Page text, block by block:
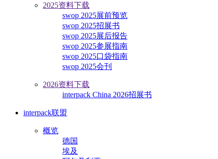
2025资料下载
swop 2025展前预览
swop 2025招展书
swop 2025展后报告
swop 2025参展指南
swop 2025口袋指南
swop 2025会刊
2026资料下载
interpack China 2026招展书
interpack联盟
概览
德国
埃及